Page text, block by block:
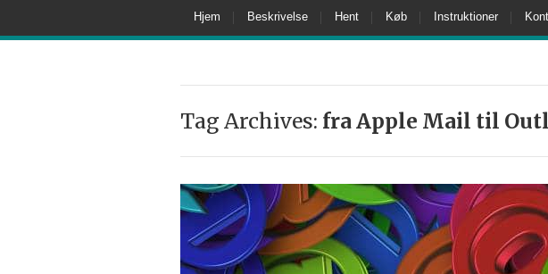
Hjem Beskrivelse Hent Køb Instruktioner
Tag Archives: fra Apple Mail til